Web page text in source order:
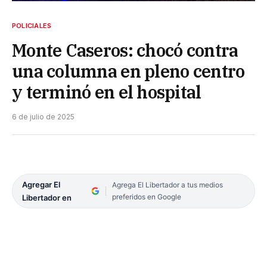
POLICIALES
Monte Caseros: chocó contra
una columna en pleno centro
y terminó en el hospital
6 de julio de 2025
Agregar El
Libertador en
Agrega El Libertador a tus medios
preferidos en Google